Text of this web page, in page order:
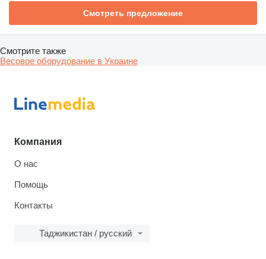
Смотреть предложение
Смотрите также
Весовое оборудование в Украине
Компания
О нас
Помощь
Контакты
Таджикистан / русский